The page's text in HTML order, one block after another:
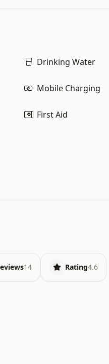
Drinking Water
Mobile Charging
First Aid
14 Rating4.6